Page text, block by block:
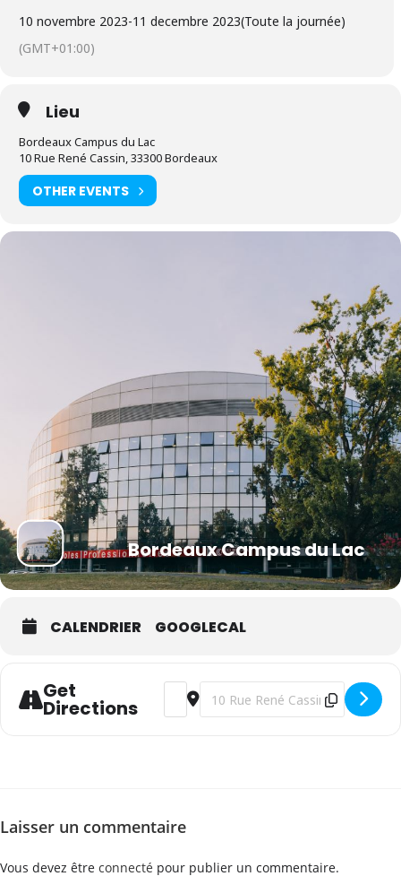
10 novembre 2023-11 decembre 2023(Toute la journée)
(GMT+01:00)
Lieu
Bordeaux Campus du Lac
10 Rue René Cassin, 33300 Bordeaux
OTHER EVENTS
Bordeaux Campus du Lac
CALENDRIER GOOGLECAL
Get
Directions
Address - WSET Niveau 3 en vins -
Destination Address - WSET
Laisser un commentaire
Vous devez être connecté pour publier un commentaire.